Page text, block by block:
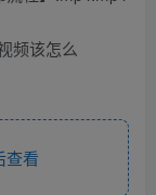
频该怎么
看